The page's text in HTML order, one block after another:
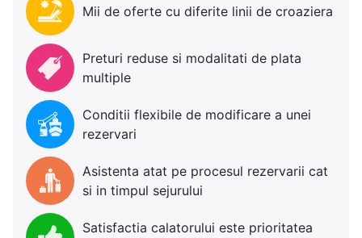
Mii de oferte cu diferite linii de croaziera
Preturi reduse si modalitati de plata
multiple
Conditii flexibile de modificare a unei
rezervari
Asistenta atat pe procesul rezervarii cat
si in timpul sejurului
Satisfactia calatorului este prioritatea